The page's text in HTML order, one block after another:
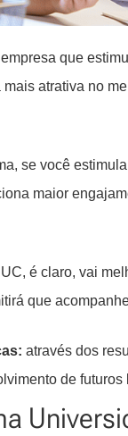
que
atrativa no
se você
maior
é claro, vai
que
através dos
de